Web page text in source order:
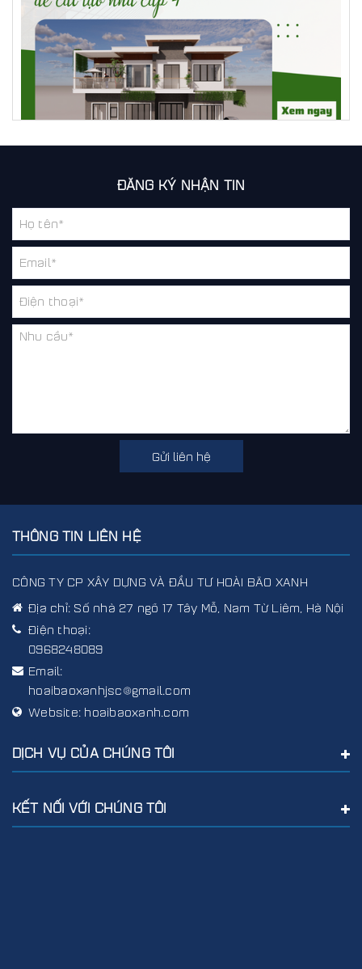
Các kinh nghiệm cần biết để cải tạo nhà cấp 4 đẹp và
ĐĂNG KÝ NHẬN TIN
Gửi liên hệ
THÔNG TIN LIÊN HỆ
CÔNG TY CP XÂY DỰNG VÀ ĐẦU TƯ HOÀI BÃO XANH
Địa chỉ: Số nhà 27 ngõ 17 Tây Mỗ, Nam Từ Liêm, Hà Nội
Điện thoại:
0968248089
Email:
hoaibaoxanhjsc@gmail.com
Website: hoaibaoxanh.com
DỊCH VỤ CỦA CHÚNG TÔI
KẾT NỐI VỚI CHÚNG TÔI